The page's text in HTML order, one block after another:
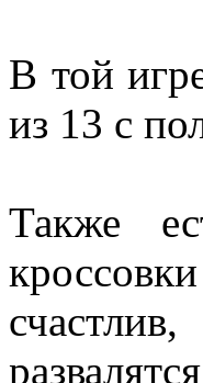
В той
из 13 с
Также